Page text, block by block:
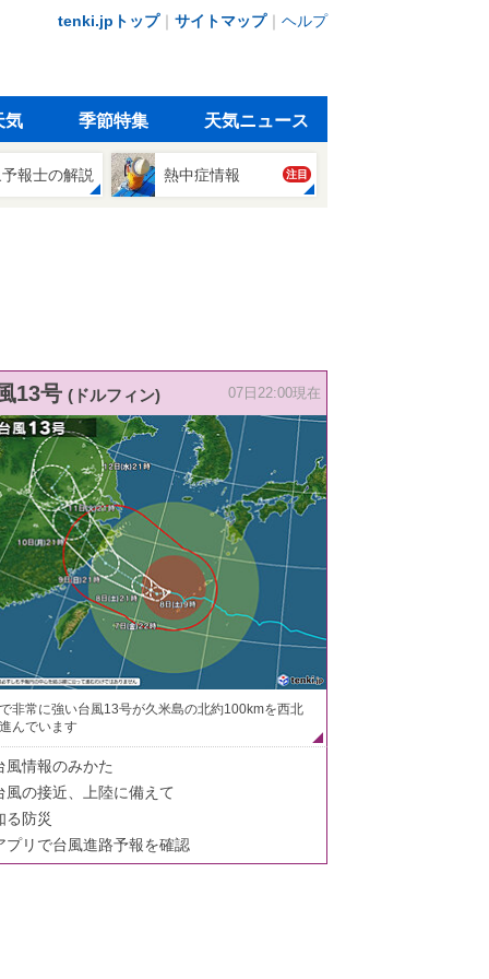
tenki.jpトップ｜ サイトマップ｜ ヘルプ
気 季節特集 天気ニュース
報士の解説 熱中症情報 注目
13号 (ドルフィン) 07日22:00現在
非常に強い台風13号が久米島の北約100kmを西北
んでいます
風情報のみかた
風の接近、上陸に備えて
る防災
プリで台風進路予報を確認